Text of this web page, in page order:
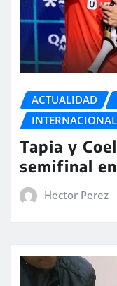
ACTUALIDAD
Tapia y
semifinal
Hector Perez